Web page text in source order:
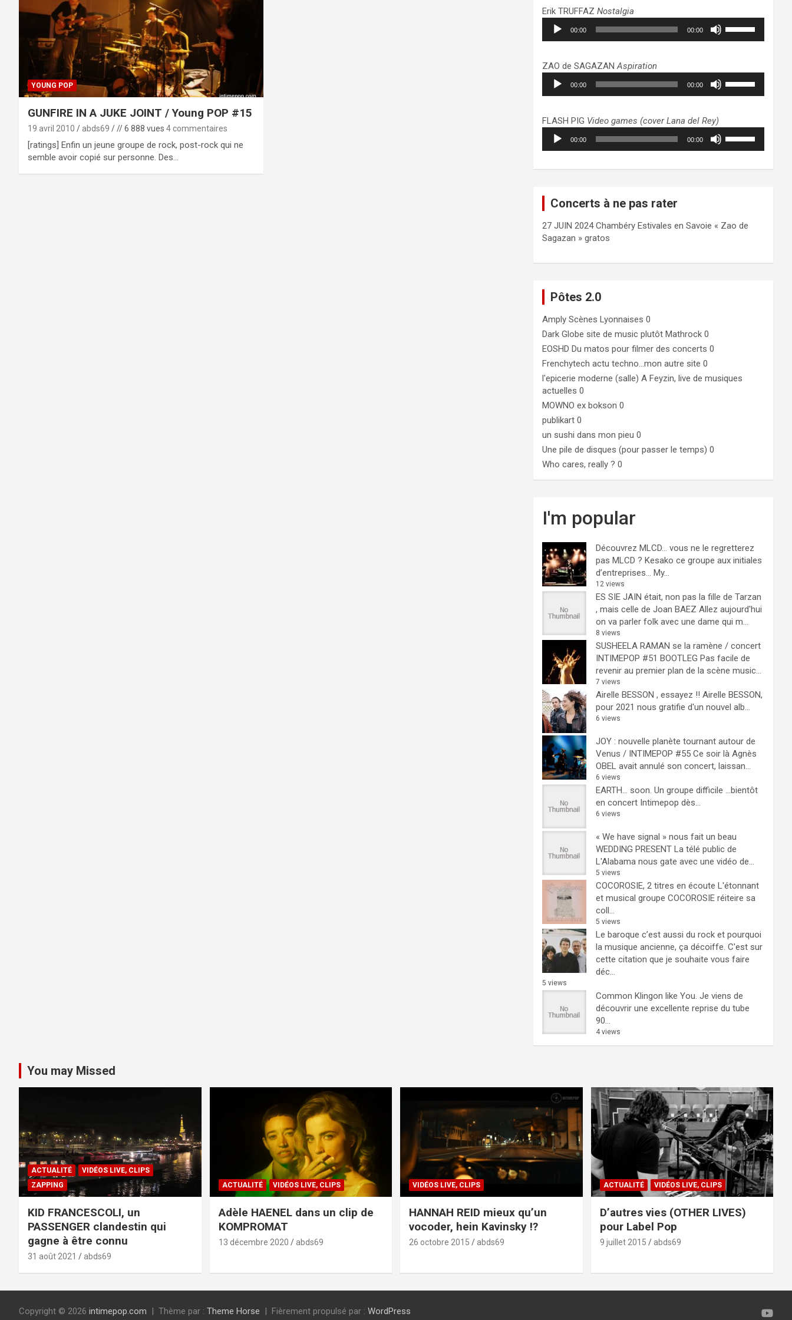
YOUNG POP
GUNFIRE IN A JUKE JOINT / Young POP #15
19 avril 2010 abds69 // 6 888 vues 4 commentaires
[ratings] Enfin un jeune groupe de rock, post-rock qui ne
semble avoir copié sur personne. Des…
pour
augmenter
ou
volume.
Erik TRUFFAZNostalgia
Lecteur
audio
00:00 00:00
pour
augmenter
ou
volume.
ZAO de SAGAZANAspiration
Lecteur
audio
00:00 00:00
pour
augmenter
ou
FLASH PIG Video games (cover Lana del Rey)
Lecteur
audio
00:00 00:00
haut/bas
le
Concerts à ne pas rater
27 JUIN 2024 Chambéry Estivales en Savoie « Zao de
Sagazan » gratos
Pôtes 2.0
Amply Scènes Lyonnaises 0
Dark Globe site de music plutôt Mathrock 0
EOSHD Du matos pour filmer des concerts 0
Frenchytech actu techno…mon autre site 0
l'epicerie moderne (salle) A Feyzin, live de musiques
actuelles 0
MOWNO ex bokson 0
publikart 0
un sushi dans mon pieu 0
Une pile de disques (pour passer le temps) 0
Who cares, really ? 0
I'm popular
Découvrez MLCD… vous ne le regretterez
pas MLCD ? Kesako ce groupe aux initiales
d’entreprises… My...
12 views
ES SIE JAIN était, non pas la fille de Tarzan
, mais celle de Joan BAEZ Allez aujourd'hui
on va parler folk avec une dame qui m...
8 views
SUSHEELA RAMAN se la ramène / concert
INTIMEPOP #51 BOOTLEG Pas facile de
revenir au premier plan de la scène music...
7 views
Airelle BESSON , essayez !! Airelle BESSON,
pour 2021 nous gratifie d'un nouvel alb...
6 views
JOY : nouvelle planète tournant autour de
Venus / INTIMEPOP #55 Ce soir là Agnès
OBEL avait annulé son concert, laissan...
6 views
EARTH… soon. Un groupe difficile ...bientôt
en concert Intimepop dès...
6 views
« We have signal » nous fait un beau
WEDDING PRESENT La télé public de
L'Alabama nous gate avec une vidéo de...
5 views
COCOROSIE, 2 titres en écoute L'étonnant
et musical groupe COCOROSIE réiteire sa
coll...
5 views
Le baroque c’est aussi du rock et pourquoi
la musique ancienne, ça décoiffe. C'est sur
cette citation que je souhaite vous faire
déc...
5 views
Common Klingon like You. Je viens de
découvrir une excellente reprise du tube
90...
4 views
You may Missed
ACTUALITÉ
VIDÉOS LIVE, CLIPS
ZAPPING
KID FRANCESCOLI, un
PASSENGER clandestin qui
gagne à être connu
31 août 2021 abds69
ACTUALITÉ VIDÉOS LIVE, CLIPS
Adèle HAENEL dans un clip de
KOMPROMAT
13 décembre 2020 abds69
VIDÉOS LIVE, CLIPS
HANNAH REID mieux qu’un
vocoder, hein Kavinsky !?
26 octobre 2015 abds69
ACTUALITÉ VIDÉOS LIVE, CLIPS
D’autres vies (OTHER LIVES)
pour Label Pop
9 juillet 2015 abds69
Copyright © 2026 intimepop.com Thème par : Theme Horse Fièrement propulsé par : WordPress